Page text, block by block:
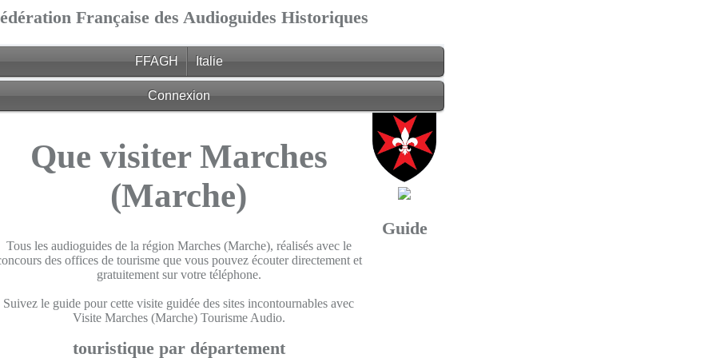
Française des Audioguides Historiques
FFAGH Italie
Connexion
Que visiter Marches
(Marche)
Tous les audioguides de la région Marches (Marche), réalisés avec le
des offices de tourisme que vous pouvez écouter directement et
gratuitement sur votre téléphone.
Suivez le guide pour cette visite guidée des sites incontournables avec
Visite Marches (Marche) Tourisme Audio.
Guide
touristique par département